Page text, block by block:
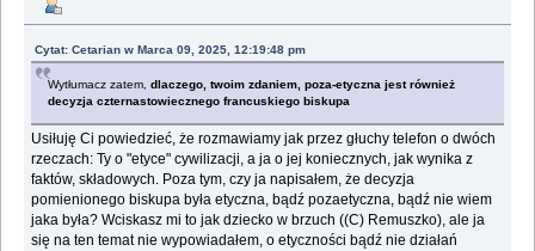
Cytat: Cetarian w Marca 09, 2025, 12:19:48 pm
Wytłumacz zatem, dlaczego, twoim zdaniem, poza-etyczna jest również
decyzja czternastowiecznego francuskiego biskupa
Usiłuję Ci powiedzieć, że rozmawiamy jak przez głuchy telefon o dwóch
rzeczach: Ty o "etyce" cywilizacji, a ja o jej koniecznych, jak wynika z
faktów, składowych. Poza tym, czy ja napisałem, że decyzja
pomienionego biskupa była etyczna, bądź pozaetyczna, bądź nie wiem
jaka była? Wciskasz mi to jak dziecko w brzuch ((C) Remuszko), ale ja
się na ten temat nie wypowiadałem, o etyczności bądź nie działań